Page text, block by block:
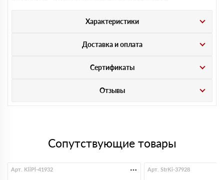
Характеристики
Доставка и оплата
Сертификаты
Отзывы
Сопутствующие товары
Арт. KliPl-41932 Арт. StrKi-37928